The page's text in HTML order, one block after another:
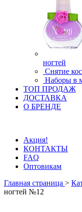
ногтей
Снятие
Наборы в
ТОП ПРОДАЖ
ДОСТАВКА
О БРЕНДЕ
Акция!
КОНТАКТЫ
FAQ
Оптовикам
Главная страница >
ногтей №12